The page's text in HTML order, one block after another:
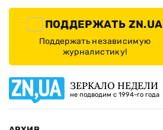
ПОДДЕРЖАТЬ ZN.UA
Поддержать независимую
журналистику!
ЗЕРКАЛО НЕДЕЛИ
не подводим с 1994-го года